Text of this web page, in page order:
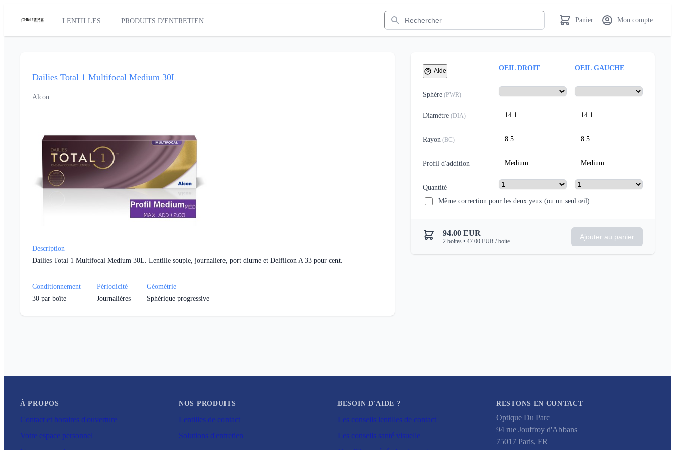
LENTILLES PRODUITS D'ENTRETIEN
Rechercher
Panier Mon compte
Dailies Total 1 Multifocal Medium 30L
Alcon
Description
Dailies Total 1 Multifocal Medium 30L. Lentille souple, journaliere, port diurne et Delfilcon A 33 pour cent.
Conditionnement
30 par boîte
Périodicité
Journalières
Géométrie
Sphérique progressive
Aide OEIL DROIT OEIL GAUCHE
Sphère(PWR)
Diamètre(DIA) 14.1 14.1
Rayon(BC) 8.5 8.5
Profil d'addition Medium Medium
Quantité
Même correction pour les deux yeux (ou un seul œil)
94.00 EUR
2boites• 47.00 EUR / boite
Ajouter au panier
À PROPOS
Contact et horaires d'ouverture
Votre espace personnel
NOS PRODUITS
Lentilles de contact
Solutions d'entretien
BESOIN D'AIDE ?
Les conseils lentilles de contact
Les conseils santé visuelle
RESTONS EN CONTACT
Optique Du Parc
94 rue Jouffroy d'Abbans
75017 Paris, FR